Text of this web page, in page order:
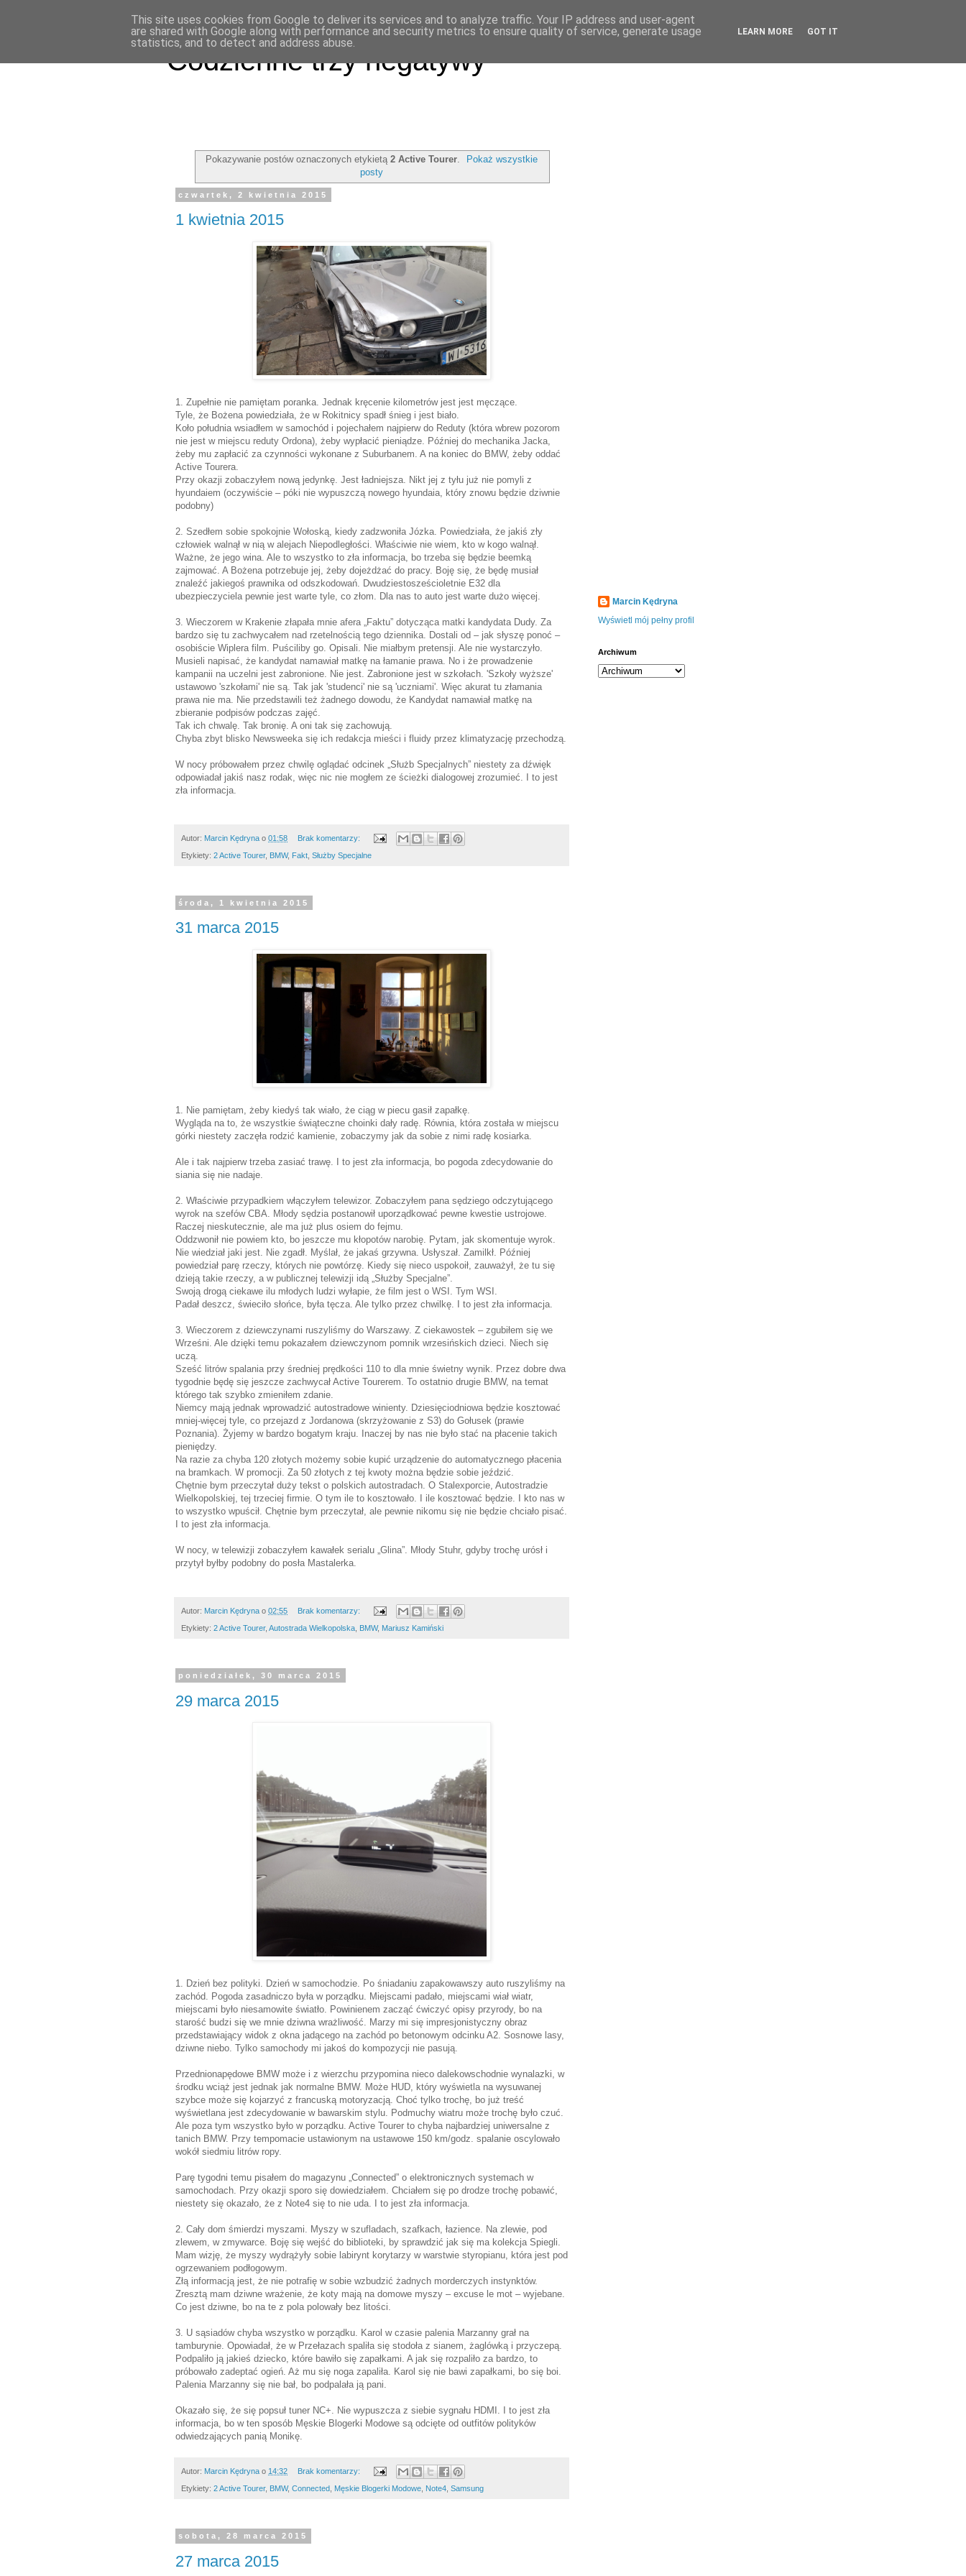
Codzienne trzy negatywy
Pokazywanie postów oznaczonych etykietą 2 Active Tourer.
Pokaż wszystkie
posty
czwartek, 2 kwietnia 2015
1 kwietnia 2015
1. Zupełnie nie pamiętam poranka. Jednak kręcenie kilometrów jest jest męczące.
Tyle, że Bożena powiedziała, że w Rokitnicy spadł śnieg i jest biało.
Koło południa wsiadłem w samochód i pojechałem najpierw do Reduty (która wbrew pozorom
nie jest w miejscu reduty Ordona), żeby wypłacić pieniądze. Później do mechanika Jacka,
żeby mu zapłacić za czynności wykonane z Suburbanem. A na koniec do BMW, żeby oddać
Active Tourera.
Przy okazji zobaczyłem nową jedynkę. Jest ładniejsza. Nikt jej z tyłu już nie pomyli z
hyundaiem (oczywiście – póki nie wypuszczą nowego hyundaia, który znowu będzie dziwnie
podobny)
2. Szedłem sobie spokojnie Wołoską, kiedy zadzwoniła Józka. Powiedziała, że jakiś zły
człowiek walnął w nią w alejach Niepodległości. Właściwie nie wiem, kto w kogo walnął.
Ważne, że jego wina. Ale to wszystko to zła informacja, bo trzeba się będzie beemką
zajmować. A Bożena potrzebuje jej, żeby dojeżdżać do pracy. Boję się, że będę musiał
znaleźć jakiegoś prawnika od odszkodowań. Dwudziestosześcioletnie E32 dla
ubezpieczyciela pewnie jest warte tyle, co złom. Dla nas to auto jest warte dużo więcej.
3. Wieczorem w Krakenie złapała mnie afera „Faktu” dotycząca matki kandydata Dudy. Za
bardzo się tu zachwycałem nad rzetelnością tego dziennika. Dostali od – jak słyszę ponoć –
osobiście Wiplera film. Puściliby go. Opisali. Nie miałbym pretensji. Ale nie wystarczyło.
Musieli napisać, że kandydat namawiał matkę na łamanie prawa. No i że prowadzenie
kampanii na uczelni jest zabronione. Nie jest. Zabronione jest w szkołach. 'Szkoły wyższe'
ustawowo 'szkołami' nie są. Tak jak 'studenci' nie są 'uczniami'. Więc akurat tu złamania
prawa nie ma. Nie przedstawili też żadnego dowodu, że Kandydat namawiał matkę na
zbieranie podpisów podczas zajęć.
Tak ich chwalę. Tak bronię. A oni tak się zachowują.
Chyba zbyt blisko Newsweeka się ich redakcja mieści i fluidy przez klimatyzację przechodzą.
W nocy próbowałem przez chwilę oglądać odcinek „Służb Specjalnych” niestety za dźwięk
odpowiadał jakiś nasz rodak, więc nic nie mogłem ze ścieżki dialogowej zrozumieć. I to jest
zła informacja.
Autor: Marcin Kędryna o 01:58 Brak komentarzy:
Etykiety: 2 Active Tourer, BMW, Fakt Służby Specjalne
środa, 1 kwietnia 2015
31 marca 2015
1. Nie pamiętam, żeby kiedyś tak wiało, że ciąg w piecu gasił zapałkę.
Wygląda na to, że wszystkie świąteczne choinki dały radę. Równia, która została w miejscu
górki niestety zaczęła rodzić kamienie, zobaczymy jak da sobie z nimi radę kosiarka.
Ale i tak najpierw trzeba zasiać trawę. I to jest zła informacja, bo pogoda zdecydowanie do
siania się nie nadaje.
2. Właściwie przypadkiem włączyłem telewizor. Zobaczyłem pana sędziego odczytującego
wyrok na szefów CBA. Młody sędzia postanowił uporządkować pewne kwestie ustrojowe.
Raczej nieskutecznie, ale ma już plus osiem do fejmu.
Oddzwonił nie powiem kto, bo jeszcze mu kłopotów narobię. Pytam, jak skomentuje wyrok.
Nie wiedział jaki jest. Nie zgadł. Myślał, że jakaś grzywna. Usłyszał. Zamilkł. Później
powiedział parę rzeczy, których nie powtórzę. Kiedy się nieco uspokoił, zauważył, że tu się
dzieją takie rzeczy, a w publicznej telewizji idą „Służby Specjalne”.
Swoją drogą ciekawe ilu młodych ludzi wyłapie, że film jest o WSI. Tym WSI.
Padał deszcz, świeciło słońce, była tęcza. Ale tylko przez chwilkę. I to jest zła informacja.
3. Wieczorem z dziewczynami ruszyliśmy do Warszawy. Z ciekawostek – zgubiłem się we
Wrześni. Ale dzięki temu pokazałem dziewczynom pomnik wrzesińskich dzieci. Niech się
uczą.
Sześć litrów spalania przy średniej prędkości 110 to dla mnie świetny wynik. Przez dobre dwa
tygodnie będę się jeszcze zachwycał Active Tourerem. To ostatnio drugie BMW, na temat
którego tak szybko zmieniłem zdanie.
Niemcy mają jednak wprowadzić autostradowe winienty. Dziesięciodniowa będzie kosztować
mniej-więcej tyle, co przejazd z Jordanowa (skrzyżowanie z S3) do Gołusek (prawie
Poznania). Żyjemy w bardzo bogatym kraju. Inaczej by nas nie było stać na płacenie takich
pieniędzy.
Na razie za chyba 120 złotych możemy sobie kupić urządzenie do automatycznego płacenia
na bramkach. W promocji. Za 50 złotych z tej kwoty można będzie sobie jeździć.
Chętnie bym przeczytał duży tekst o polskich autostradach. O Stalexporcie, Autostradzie
Wielkopolskiej, tej trzeciej firmie. O tym ile to kosztowało. I ile kosztować będzie. I kto nas w
to wszystko wpuścił. Chętnie bym przeczytał, ale pewnie nikomu się nie będzie chciało pisać.
I to jest zła informacja.
W nocy, w telewizji zobaczyłem kawałek serialu „Glina”. Młody Stuhr, gdyby trochę urósł i
przytył byłby podobny do posła Mastalerka.
Autor: Marcin Kędryna o 02:55 Brak komentarzy:
Etykiety: 2 Active Tourer, Autostrada Wielkopolska BMW, Mariusz Kamiński
poniedziałek, 30 marca 2015
29 marca 2015
1. Dzień bez polityki. Dzień w samochodzie. Po śniadaniu zapakowawszy auto ruszyliśmy na
zachód. Pogoda zasadniczo była w porządku. Miejscami padało, miejscami wiał wiatr,
miejscami było niesamowite światło. Powinienem zacząć ćwiczyć opisy przyrody, bo na
starość budzi się we mnie dziwna wrażliwość. Marzy mi się impresjonistyczny obraz
przedstawiający widok z okna jadącego na zachód po betonowym odcinku A2. Sosnowe lasy,
dziwne niebo. Tylko samochody mi jakoś do kompozycji nie pasują.
Przednionapędowe BMW może i z wierzchu przypomina nieco dalekowschodnie wynalazki, w
środku wciąż jest jednak jak normalne BMW. Może HUD, który wyświetla na wysuwanej
szybce może się kojarzyć z francuską motoryzacją. Choć tylko trochę, bo już treść
wyświetlana jest zdecydowanie w bawarskim stylu. Podmuchy wiatru może trochę było czuć.
Ale poza tym wszystko było w porządku. Active Tourer to chyba najbardziej uniwersalne z
tanich BMW. Przy tempomacie ustawionym na ustawowe 150 km/godz. spalanie oscylowało
wokół siedmiu litrów ropy.
Parę tygodni temu pisałem do magazynu „Connected” o elektronicznych systemach w
samochodach. Przy okazji sporo się dowiedziałem. Chciałem się po drodze trochę pobawić,
niestety się okazało, że z Note4 się to nie uda. I to jest zła informacja.
2. Cały dom śmierdzi myszami. Myszy w szufladach, szafkach, łazience. Na zlewie, pod
zlewem, w zmywarce. Boję się wejść do biblioteki, by sprawdzić jak się ma kolekcja Spiegli.
Mam wizję, że myszy wydrążyły sobie labirynt korytarzy w warstwie styropianu, która jest pod
ogrzewaniem podłogowym.
Złą informacją jest, że nie potrafię w sobie wzbudzić żadnych morderczych instynktów.
Zresztą mam dziwne wrażenie, że koty mają na domowe myszy – excuse le mot – wyjebane.
Co jest dziwne, bo na te z pola polowały bez litości.
3. U sąsiadów chyba wszystko w porządku. Karol w czasie palenia Marzanny grał na
tamburynie. Opowiadał, że w Przełazach spaliła się stodoła z sianem, żaglówką i przyczepą.
Podpaliło ją jakieś dziecko, które bawiło się zapałkami. A jak się rozpaliło za bardzo, to
próbowało zadeptać ogień. Aż mu się noga zapaliła. Karol się nie bawi zapałkami, bo się boi.
Palenia Marzanny się nie bał, bo podpalała ją pani.
Okazało się, że się popsuł tuner NC+. Nie wypuszcza z siebie sygnału HDMI. I to jest zła
informacja, bo w ten sposób Męskie Blogerki Modowe są odcięte od outfitów polityków
odwiedzających panią Monikę.
Autor: Marcin Kędryna o 14:32 Brak komentarzy:
Etykiety: 2 Active Tourer, BMW, Connected Męskie Blogerki Modowe Note4 Samsung
sobota, 28 marca 2015
27 marca 2015
Marcin Kędryna
Wyświetl mój pełny profil
Archiwum
This site uses cookies from Google to deliver its services and to analyze traffic. Your IP address and user-agent
are shared with Google along with performance and security metrics to ensure quality of service, generate usage
statistics, and to detect and address abuse.
LEARN MORE GOT IT